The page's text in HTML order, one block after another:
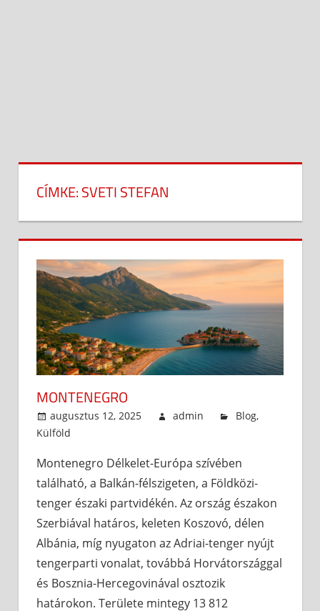
CÍMKE:SVETI STEFAN
MONTENEGRO
augusztus 12, 2025 admin Blog,
Külföld
Montenegro Délkelet-Európa szívében
található, a Balkán-félszigeten, a Földközi-
tenger északi partvidékén. Az ország északon
Szerbiával határos, keleten Koszovó, délen
Albánia, míg nyugaton az Adriai-tenger nyújt
tengerparti vonalat, továbbá Horvátországgal
és Bosznia-Hercegovinával osztozik
határokon. Területe mintegy 13 812